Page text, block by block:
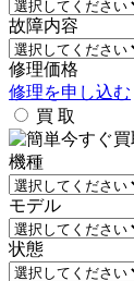
故障内容
修理価格
修理を申し込む
買 取
機種
モデル
状態